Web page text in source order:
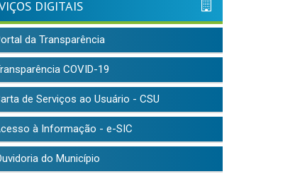
DIGITAIS
da Transparência
COVID-19
de Serviços ao Usuário - CSU
à Informação - e-SIC
do Município